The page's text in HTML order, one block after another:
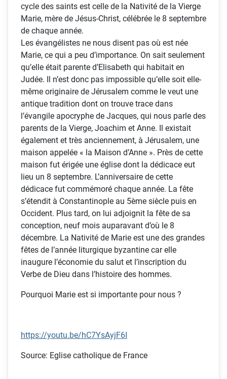
cycle des saints est celle de la Nativité de la Vierge
Marie, mère de Jésus-Christ, célébrée le 8 septembre
de chaque année.
Les évangélistes ne nous disent pas où est née
Marie, ce qui a peu d’importance. On sait seulement
qu’elle était parente d’Elisabeth qui habitait en
Judée. Il n’est donc pas impossible qu’elle soit elle-
même originaire de Jérusalem comme le veut une
antique tradition dont on trouve trace dans
l’évangile apocryphe de Jacques, qui nous parle des
parents de la Vierge, Joachim et Anne. Il existait
également et très anciennement, à Jérusalem, une
maison appelée « la Maison d’Anne ». Près de cette
maison fut érigée une église dont la dédicace eut
lieu un 8 septembre. L’anniversaire de cette
dédicace fut commémoré chaque année. La fête
s’étendit à Constantinople au 5ème siècle puis en
Occident. Plus tard, on lui adjoignit la fête de sa
conception, neuf mois auparavant d’où le 8
décembre. La Nativité de Marie est une des grandes
fêtes de l’année liturgique byzantine car elle
inaugure l’économie du salut et l’inscription du
Verbe de Dieu dans l’histoire des hommes.
Pourquoi Marie est si importante pour nous ?
https://youtu.be/hC7YsAyjF6I
Source: Eglise catholique de France